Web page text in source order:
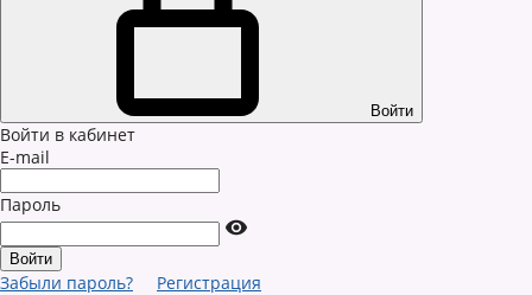
Войти
Войти в кабинет
E-mail
Пароль
Забыли пароль? Регистрация